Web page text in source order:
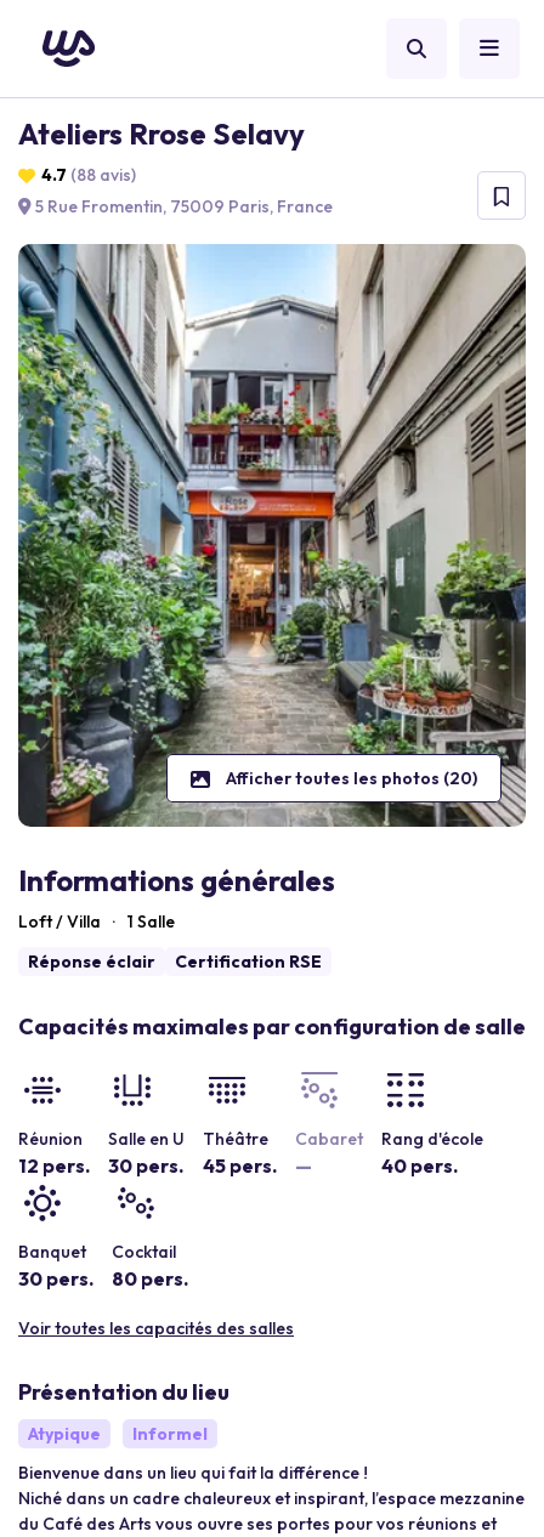
Ateliers Rrose Selavy
4.7 (88 avis)
5 Rue Fromentin, 75009 Paris, France
Afficher toutes les photos (20)
Informations générales
Loft / Villa · 1 Salle
Réponse éclair
Certification RSE
Capacités maximales par configuration de salle
Réunion
12 pers.
Salle en U
30 pers.
Théâtre
45 pers.
Cabaret
—
Rang d'école
40 pers.
Banquet
30 pers.
Cocktail
80 pers.
Voir toutes les capacités des salles
Présentation du lieu
Atypique
Informel
Bienvenue dans un lieu qui fait la différence !
Niché dans un cadre chaleureux et inspirant, l’espace mezzanine
du Café des Arts vous ouvre ses portes pour vos réunions et